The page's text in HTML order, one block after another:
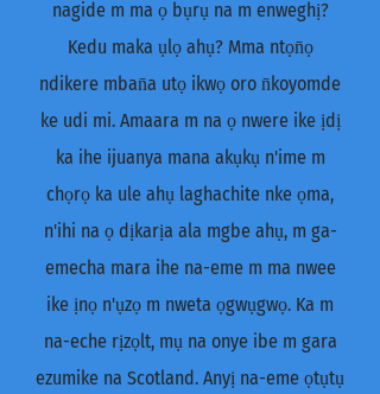
nagide m ma ọ bụrụ na m enweghị?
Kedu maka ụlọ ahụ? Mma ntọn̄ọ
ndikere mban̄a utọ ikwọ oro n̄koyomde
ke udi mi. Amaara m na ọ nwere ike ịdị
ka ihe ijuanya mana akụkụ n'ime m
chọrọ ka ule ahụ laghachite nke ọma,
n'ihi na ọ dịkarịa ala mgbe ahụ, m ga-
emecha mara ihe na-eme m ma nwee
ike ịnọ n'ụzọ m nweta ọgwụgwọ. Ka m
na-eche rịzọlt, mụ na onye ibe m gara
ezumike na Scotland. Anyị na-eme ọtụtụ